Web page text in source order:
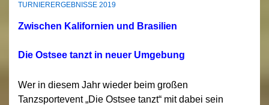
TURNIERERGEBNISSE 2019
Zwischen Kalifornien und Brasilien
Die Ostsee tanzt in neuer Umgebung
Wer in diesem Jahr wieder beim großen
Tanzsportevent „Die Ostsee tanzt“ mit dabei sein